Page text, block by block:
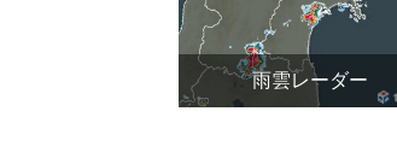
雨雲レーダー